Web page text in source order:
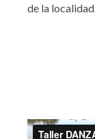
de la